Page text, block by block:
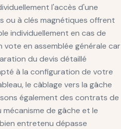
l'accès d'une
ou à clés magnétiques offrent
individuellement en cas de
en assemblée générale car
du devis détaillé
à la configuration de votre
le câblage vers la gâche
également des contrats de
de gâche et le
entretenu dépasse